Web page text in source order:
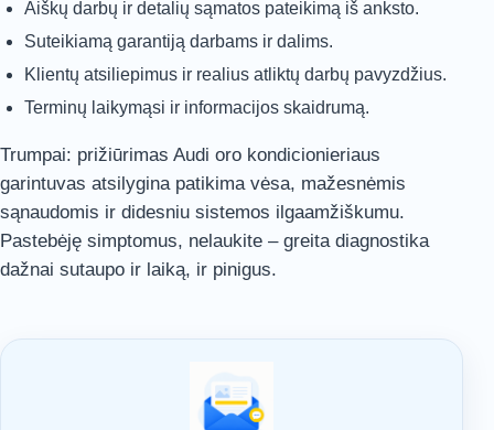
Aiškų darbų ir detalių sąmatos pateikimą iš anksto.
Suteikiamą garantiją darbams ir dalims.
Klientų atsiliepimus ir realius atliktų darbų pavyzdžius.
Terminų laikymąsi ir informacijos skaidrumą.
Trumpai: prižiūrimas Audi oro kondicionieriaus
garintuvas atsilygina patikima vėsa, mažesnėmis
sąnaudomis ir didesniu sistemos ilgaamžiškumu.
Pastebėję simptomus, nelaukite – greita diagnostika
dažnai sutaupo ir laiką, ir pinigus.